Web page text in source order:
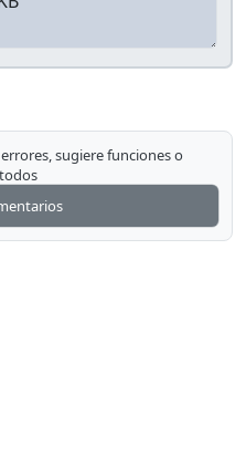
sugiere funciones o